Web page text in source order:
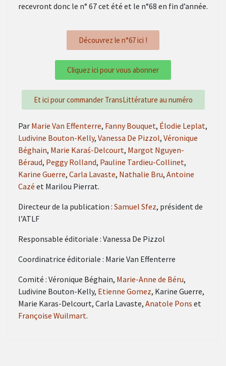
recevront donc le n° 67 cet été et le n°68 en fin d’année.
Découvrez le n°67 ici !
Cliquez ici pour vous abonner
Et ici pour commander TransLittérature au numéro
Par Marie Van Effenterre, Fanny Bouquet, Élodie Leplat,
Ludivine Bouton-Kelly, Vanessa De Pizzol, Véronique
Béghain, Marie Karaś-Delcourt, Margot Nguyen-
Béraud, Peggy Rolland, Pauline Tardieu-Collinet,
Karine Guerre, Carla Lavaste, Nathalie Bru, Antoine
Cazé et Marilou Pierrat.
Directeur de la publication : Samuel Sfez, président de
l’ATLF
Responsable éditoriale : Vanessa De Pizzol
Coordinatrice éditoriale : Marie Van Effenterre
Comité : Véronique Béghain, Marie-Anne de Béru,
Ludivine Bouton-Kelly, Etienne Gomez, Karine Guerre,
Marie Karas-Delcourt, Carla Lavaste, Anatole Pons et
Françoise Wuilmart.